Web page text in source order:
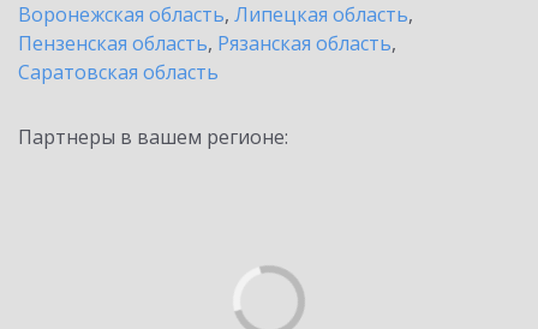
Воронежская область, Липецкая область,
Пензенская область, Рязанская область,
Саратовская область
Партнеры в вашем регионе: